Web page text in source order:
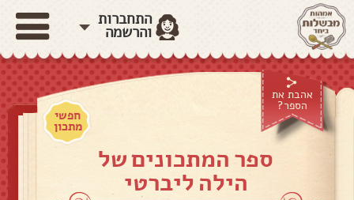
התחברות
והרשמה
אהבת את
הספר?
חפשי
מתכון
ספר המתכונים של
הילה ליברטי